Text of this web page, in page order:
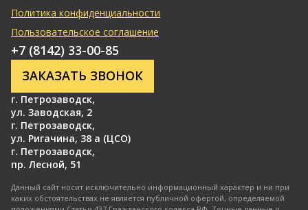
Политика конфиденциальности
Пользовательское соглашение
г. Петрозаводск,
ул. Заводская, 2
г. Петрозаводск,
ул. Ригачина, 38 а (ЦСО)
г. Петрозаводск,
пр. Лесной, 51
+7 (8142) 33-00-85
ЗАКАЗАТЬ ЗВОНОК
Данный сайт носит исключительно информационный характер и ни при
каких обстоятельствах не является публичной офертой, определяемой